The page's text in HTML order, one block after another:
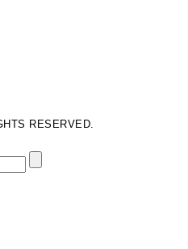
RESERVED.